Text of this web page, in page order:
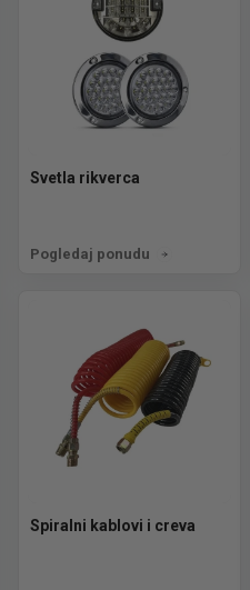
Svetla rikverca
Pogledaj ponudu
Spiralni kablovi i creva